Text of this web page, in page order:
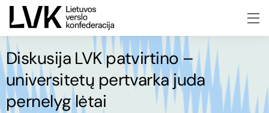
Diskusija LVK patvirtino –
universitetų pertvarka juda
pernelyg lėtai